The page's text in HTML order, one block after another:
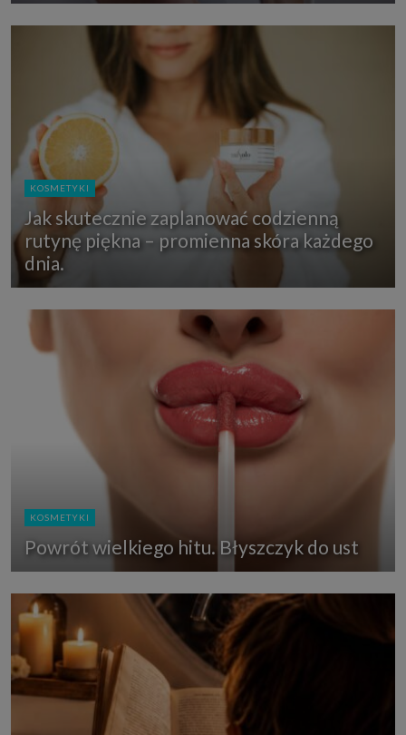
KOSMETYKI
Jak skutecznie zaplanować codzienną
rutynę piękna – promienna skóra każdego
dnia.
KOSMETYKI
Powrót wielkiego hitu. Błyszczyk do ust